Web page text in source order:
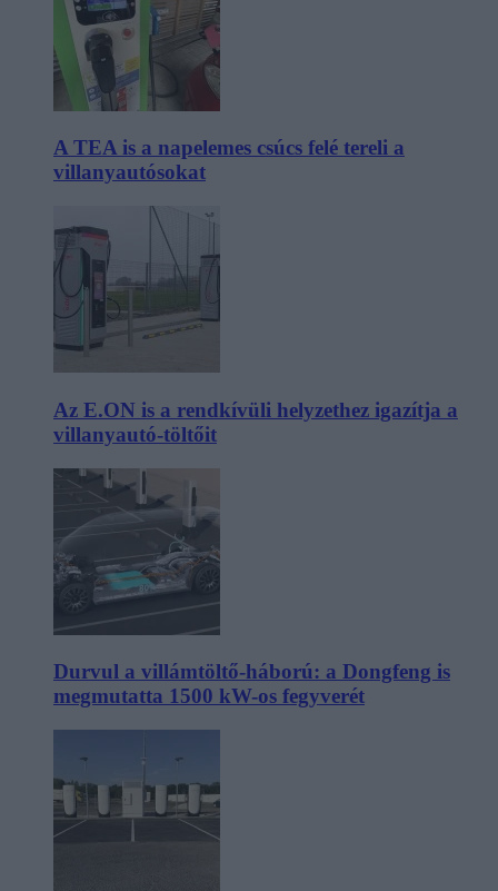
A TEA is a napelemes csúcs felé tereli a
villanyautósokat
Az E.ON is a rendkívüli helyzethez igazítja a
villanyautó-töltőit
Durvul a villámtöltő-háború: a Dongfeng is
megmutatta 1500 kW-os fegyverét